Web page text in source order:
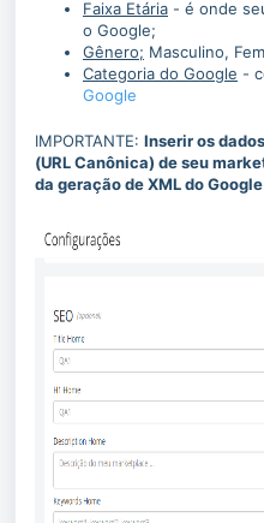
Faixa Etária - é onde
o Google;
Gênero; Masculino,
Categoria do Google -
Google
IMPORTANTE: Inserir os
(URL Canônica) de seu
da geração de XML do